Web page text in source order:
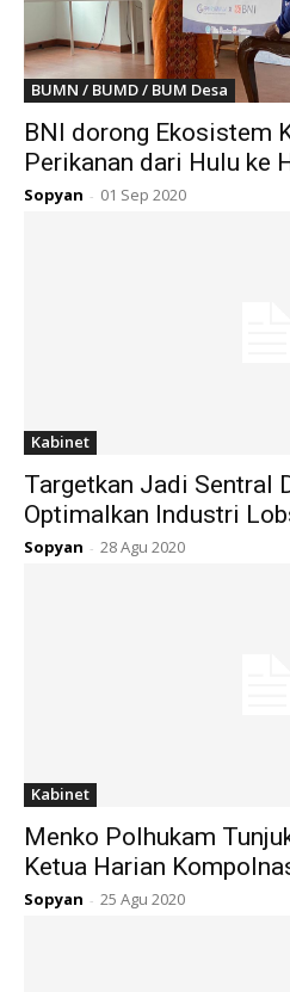
BUMN / BUMD / BUM Desa
BNI dorong Ekosistem
Perikanan dari Hulu ke
Sopyan - 01 Sep 2020
Kabinet
Targetkan Jadi Sentral
Optimalkan Industri
Sopyan - 28 Agu 2020
Kabinet
Menko Polhukam
Ketua Harian
Sopyan - 25 Agu 2020